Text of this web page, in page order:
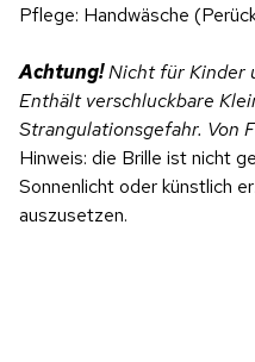
Pflege: Handwäsche
Achtung!Nicht für Kinder
Enthält verschluckbare
Strangulationsgefahr. Von
Hinweis: die Brille ist nicht
Sonnenlicht oder künstlich
auszusetzen.